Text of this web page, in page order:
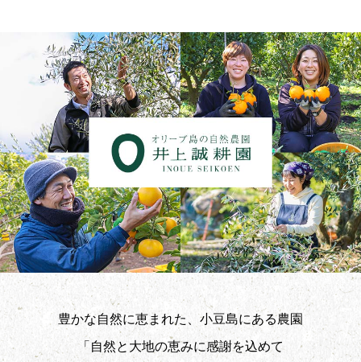
豊かな自然に恵まれた、小豆島にある農園
「自然と大地の恵みに感謝を込めて